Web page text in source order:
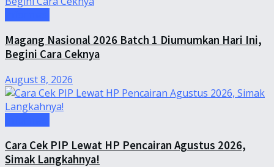
Magang Nasional 2026 Batch 1 Diumumkan Hari Ini,
Begini Cara Ceknya
August 8, 2026
Cara Cek PIP Lewat HP Pencairan Agustus 2026,
Simak Langkahnya!